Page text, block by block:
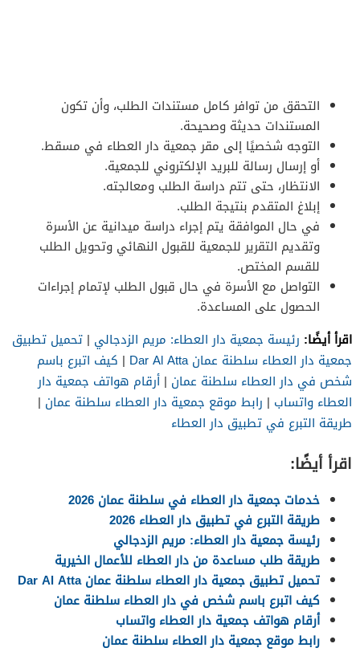
التحقق من توافر كامل مستندات الطلب، وأن تكون
المستندات حديثة وصحيحة.
التوجه شخصيًا إلى مقر جمعية دار العطاء في مسقط.
أو إرسال رسالة للبريد الإلكتروني للجمعية.
الانتظار، حتى تتم دراسة الطلب ومعالجته.
إبلاغ المتقدم بنتيجة الطلب.
في حال الموافقة يتم إجراء دراسة ميدانية عن الأسرة
وتقديم التقرير للجمعية للقبول النهائي وتحويل الطلب
للقسم المختص.
التواصل مع الأسرة في حال قبول الطلب لإتمام إجراءات
الحصول على المساعدة.
اقرأ أيضًا: رئيسة جمعية دار العطاء: مريم الزدجالي | تحميل تطبيق
جمعية دار العطاء سلطنة عمان Dar Al Atta
| كيف اتبرع باسم
شخص في دار العطاء سلطنة عمان | أرقام هواتف جمعية دار
العطاء واتساب | رابط موقع جمعية دار العطاء سلطنة عمان |
طريقة التبرع في تطبيق دار العطاء
اقرأ أيضًا:
خدمات جمعية دار العطاء في سلطنة عمان 2026
طريقة التبرع في تطبيق دار العطاء 2026
رئيسة جمعية دار العطاء: مريم الزدجالي
طريقة طلب مساعدة من دار العطاء للأعمال الخيرية
تحميل تطبيق جمعية دار العطاء سلطنة عمان Dar Al Atta
كيف اتبرع باسم شخص في دار العطاء سلطنة عمان
أرقام هواتف جمعية دار العطاء واتساب
رابط موقع جمعية دار العطاء سلطنة عمان